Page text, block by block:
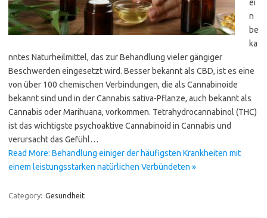
ei
n
be
ka
nntes Naturheilmittel, das zur Behandlung vieler gängiger
Beschwerden eingesetzt wird. Besser bekannt als CBD, ist es eine
von über 100 chemischen Verbindungen, die als Cannabinoide
bekannt sind und in der Cannabis sativa-Pflanze, auch bekannt als
Cannabis oder Marihuana, vorkommen. Tetrahydrocannabinol (THC)
ist das wichtigste psychoaktive Cannabinoid in Cannabis und
verursacht das Gefühl…
Read More: Behandlung einiger der häufigsten Krankheiten mit
einem leistungsstarken natürlichen Verbündeten »
Category: Gesundheit